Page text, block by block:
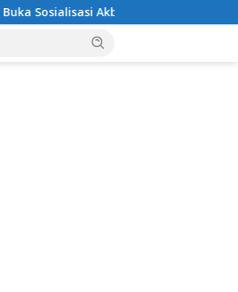
IRET, TCC, Perundungan,